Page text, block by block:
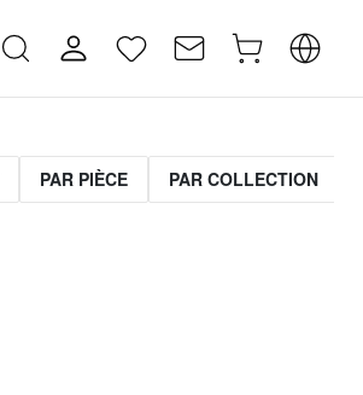
PAR PIÈCE PAR COLLECTION